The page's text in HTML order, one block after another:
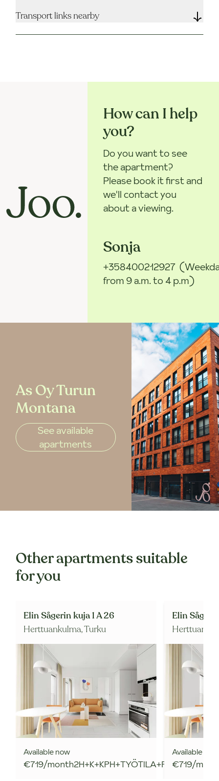
Transport links nearby
How can I help
you?
Do you want to see
the apartment?
Please book it first and
we'll contact you
about a viewing.
Sonja
+358400212927
from 9 a.m. to 4 p.m)
As Oy Turun
Montana
See available
apartments
Other apartments suitable
for you
Elin Sågerin kuja 1 A 26
Herttuankulma,Turku
Available now
€719/month
37m²
2H+K+KPH+TYÖTILA+R.PARV
Elin Sågerin
Available now
€719/